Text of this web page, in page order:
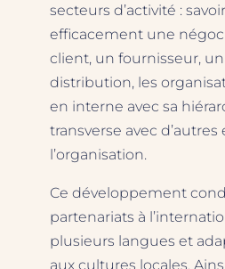
secteurs d’activité :
efficacement une
client, un fournisseur,
distribution, les
en interne avec sa
transverse avec
l’organisation.
Ce développement
partenariats à
plusieurs langues et
aux cultures locales.